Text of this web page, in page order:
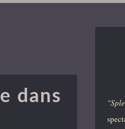
dans